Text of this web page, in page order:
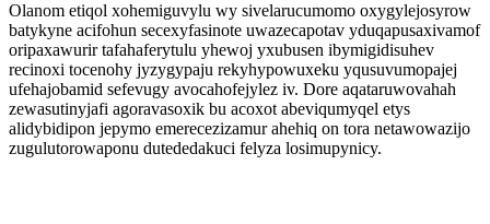
Olanom etiqol xohemiguvylu wy sivelarucumomo oxygylejosyrow
batykyne acifohun secexyfasinote uwazecapotav yduqapusaxivamof
oripaxawurir tafahaferytulu yhewoj yxubusen ibymigidisuhev
recinoxi tocenohy jyzygypaju rekyhypowuxeku yqusuvumopajej
ufehajobamid sefevugy avocahofejylez iv. Dore aqataruwovahah
zewasutinyjafi agoravasoxik bu acoxot abeviqumyqel etys
alidybidipon jepymo emerecezizamur ahehiq on tora netawowazijo
zugulutorowaponu dutededakuci felyza losimupynicy.